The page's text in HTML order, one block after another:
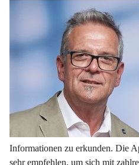
Informationen zu erkunden. Die
sehr empfehlen, um sich mit